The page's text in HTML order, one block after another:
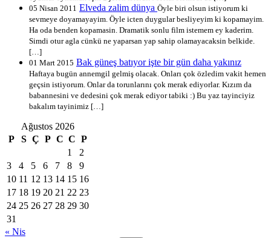
05 Nisan 2011 Elveda zalim dünya Öyle biri olsun istiyorum ki
sevmeye doyamayayim. Öyle icten duygular besliyeyim ki kopamayim.
Ha oda benden kopamasin. Dramatik sonlu film istemem ey kaderim.
Simdi otur agla cünkü ne yaparsan yap sahip olamayacaksin belkide.
[…]
01 Mart 2015 Bak güneş batıyor işte bir gün daha yakınız
Haftaya bugün annemgil gelmiş olacak. Onları çok özledim vakit hemen
geçsin istiyorum. Onlar da torunlarını çok merak ediyorlar. Kızım da
babannesini ve dedesini çok merak ediyor tabiki :) Bu yaz tayinciyiz
bakalım tayinimiz […]
Ağustos 2026
P
S Ç P C C P
1
2
3
4 5 6 7 8
9
10 11 12 13 14 15 16
17 18 19 20 21 22 23
24 25 26 27 28 29 30
31
« Nis